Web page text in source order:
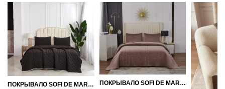
ПОКРЫВАЛО SOFI DE MARKO 160×220 БРОУДИ ЧЕРНО-БЕЖЕВОЕ ПОКРЫВАЛО SOFI DE MARKO ВЕЛЮР 240×260 ФЕРДИНАНД (МОККО)